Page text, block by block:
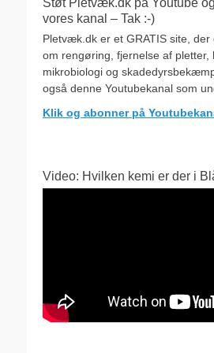
vores kanal – Tak :-)
Pletvæk.dk er et GRATIS site, der
om rengøring, fjernelse af pletter,
mikrobiologi og
også denne Youtubekanal som
Klik og abonner på
Video: Hvilken kemi er der i